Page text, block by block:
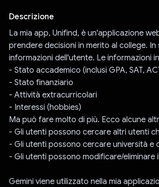
Descrizione
La mia app, Unifind, è un'applicazione
prendere decisioni in merito al college.
informazioni dell'utente. Le informazioni
- Stato accademico (inclusi GPA, SAT,
- Stato finanziario
- Attività extracurricolari
- Interessi (hobbies)
Ma può fare molto di più. Ecco alcune
- Gli utenti possono cercare altri utenti
- Gli utenti possono cercare università e
- Gli utenti possono modificare/eliminare
Gemini viene utilizzato nella mia